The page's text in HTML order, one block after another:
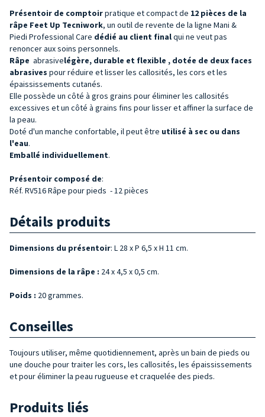
Présentoir de comptoirpratique et compact de 12 pièces de la
râpe Feet Up Tecniwork, un outil de revente de la ligne Mani &
Piedi Professional Care dédié au client finalqui ne veut pas
renoncer aux soins personnels.
Râpe abrasivelégère, durable et flexible , dotée de deux faces
abrasives pour réduire et lisser les callosités, les cors et les
épaississements cutanés.
Elle possède un côté à gros grains pour éliminer les callosités
excessives et un côté à grains fins pour lisser et affiner la surface de
la peau.
Doté d'un manche confortable, il peut être utilisé à sec ou dans
l'eau.
Emballé individuellement.
Présentoir composé de:
Réf. RV516 Râpe pour pieds - 12 pièces
Détails produits
Dimensions du présentoir: L 28 x P 6,5 x H 11 cm.
Dimensions de la râpe : 24 x 4,5 x 0,5 cm.
Poids : 20 grammes.
Conseilles
Toujours utiliser, même quotidiennement, après un bain de pieds ou
une douche pour traiter les cors, les callosités, les épaississements
et pour éliminer la peau rugueuse et craquelée des pieds.
Produits liés